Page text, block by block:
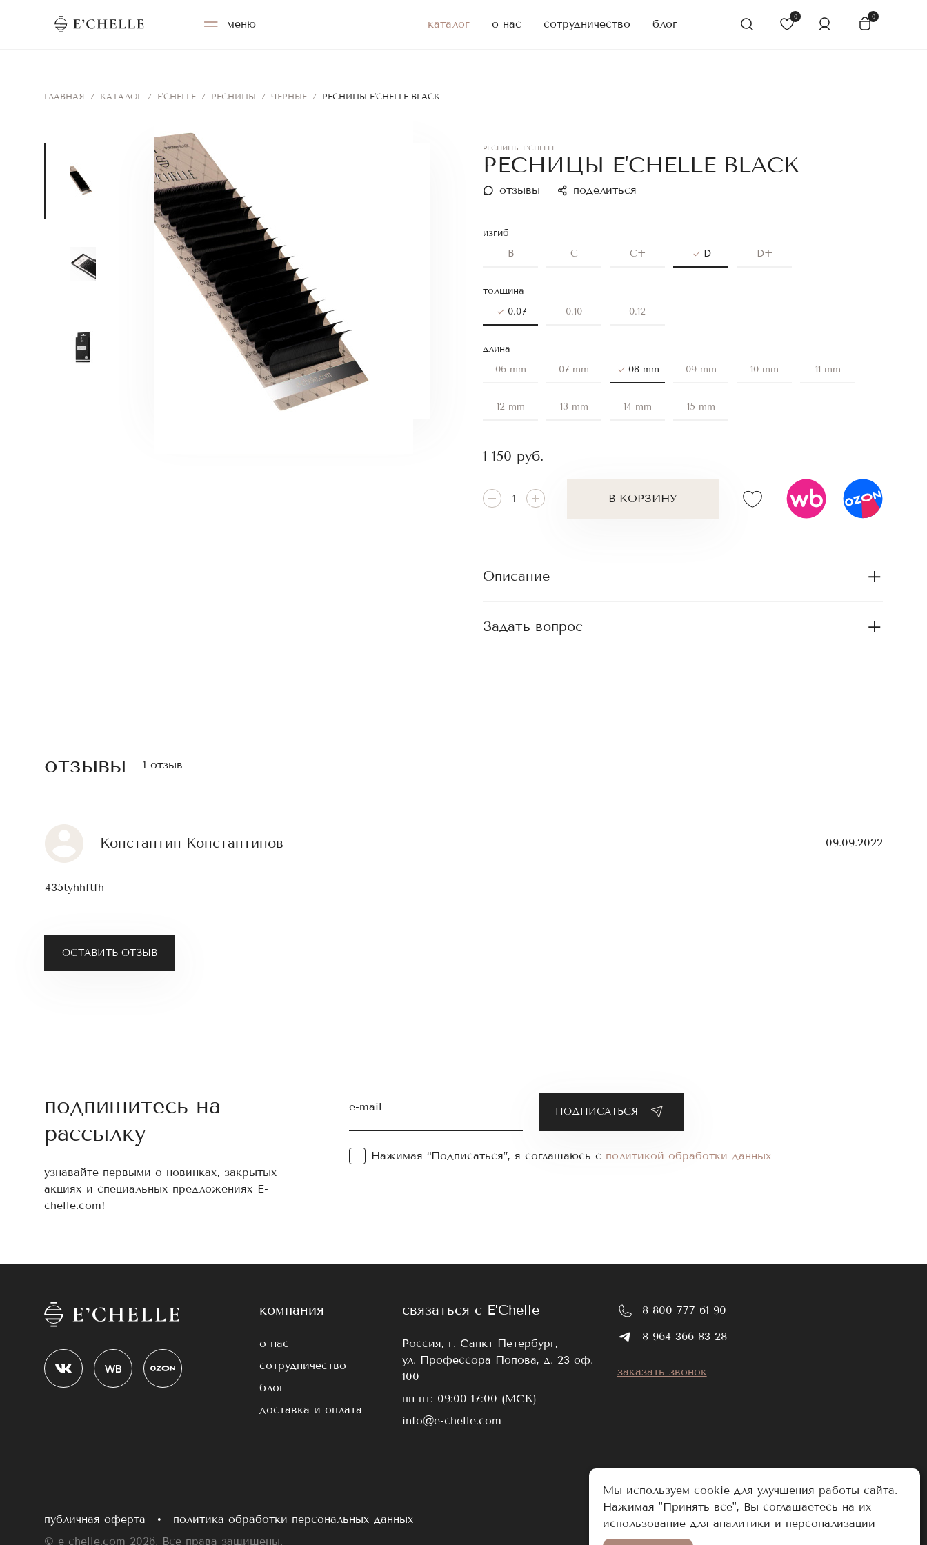
меню
0 0
каталог о нас сотрудничество блог
ГЛАВНАЯ / КАТАЛОГ / E'CHELLE / РЕСНИЦЫ / ЧЕРНЫЕ / РЕСНИЦЫ E'CHELLE BLACK
РЕСНИЦЫ E'CHELLE
РЕСНИЦЫ E'CHELLE BLACK
отзывы поделиться
изгиб
B
C C+ D D+
толщина
0.07
0.10 0.12
длина
06 mm
07 mm 08 mm 09 mm 10 mm 11 mm
12 mm 13 mm 14 mm 15 mm
1 150 руб.
В КОРЗИНУ
Описание
Задать вопрос
отзывы 1 отзыв
ОСТАВИТЬ ОТЗЫВ
Константин Константинов 09.09.2022
435tyhhftfh
подпишитесь на
рассылку
узнавайте первыми о новинках, закрытых
акциях и специальных предложениях E-
chelle.com!
e-mail
Нажимая “Подписаться”, я соглашаюсь с политикой обработки данных
компания
о нас
сотрудничество
блог
доставка и оплата
связаться с E’Chelle
Россия, г. Санкт-Петербург,
ул. Профессора Попова, д. 23 оф.
100
пн-пт: 09:00-17:00 (МСК)
info@e-chelle.com
8 800 777 61 90
8 964 366 83 28
заказать звонок
публичная оферта •
политика обработки персональных данных
© e-chelle.com 2026. Все права защищены.
Мы используем cookie для улучшения работы сайта.
Нажимая "Принять все", Вы соглашаетесь на их
использование для аналитики и персонализации